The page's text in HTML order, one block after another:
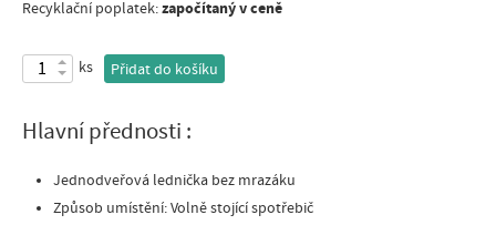
Recyklační poplatek:započítaný v ceně
ks Přidat do košíku
Hlavní přednosti :
Jednodveřová lednička bez mrazáku
Způsob umístění: Volně stojící spotřebič